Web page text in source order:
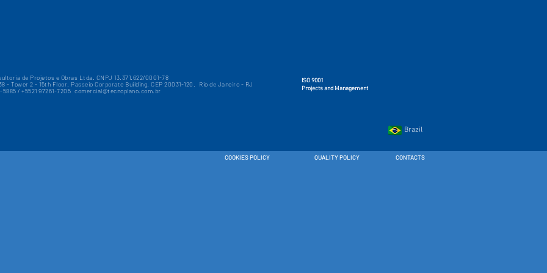
de Projetos e Obras Ltda. CNPJ 13.371.622/0001-78
- Tower 2 - 15th Floor, Passeio Corporate Building, CEP 20031-120,
Rio de Janeiro - RJ
5885 / +5521 97261-7205 comercial@tecnoplano.com.br
ISO 9001
Projects and Management
Brazil
COOKIES POLICY QUALITY POLICY CONTACTS